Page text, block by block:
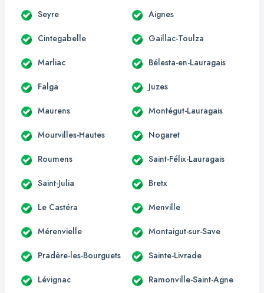
Seyre Aignes
Cintegabelle Gaillac-Toulza
Marliac Bélesta-en-Lauragais
Falga Juzes
Maurens Montégut-Lauragais
Mourvilles-Hautes Nogaret
Roumens Saint-Félix-Lauragais
Saint-Julia Bretx
Le Castéra Menville
Mérenvielle Montaigut-sur-Save
Pradère-les-Bourguets Sainte-Livrade
Lévignac Ramonville-Saint-Agne